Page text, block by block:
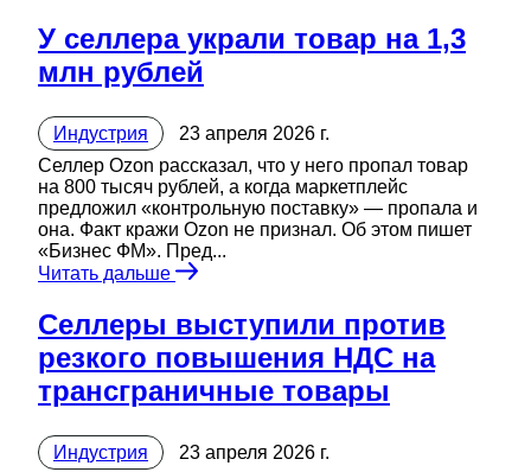
У селлера украли товар на 1,3
млн рублей
Индустрия
23 апреля 2026 г.
Селлер Ozon рассказал, что у него пропал товар
на 800 тысяч рублей, а когда маркетплейс
предложил «контрольную поставку» — пропала и
она. Факт кражи Ozon не признал. Об этом пишет
«Бизнес ФМ». Пред...
Читать дальше
Селлеры выступили против
резкого повышения НДС на
трансграничные товары
Индустрия
23 апреля 2026 г.